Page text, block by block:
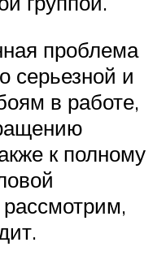
проблема
серьезной и
в работе,
к полному